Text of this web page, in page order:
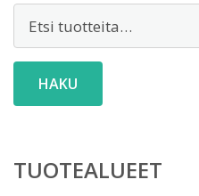
HAKU
TUOTEALUEET